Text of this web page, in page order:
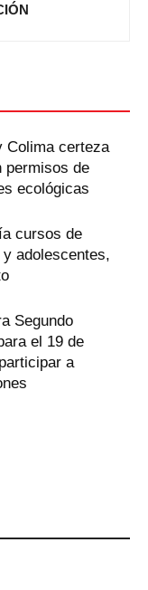
Colima certeza
permisos de
ecológicas
cursos de
adolescentes,
Segundo
el 19 de
a